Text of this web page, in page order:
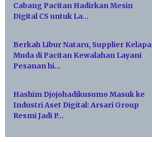
Cabang Pacitan Hadirkan Mesin
Digital CS untuk La…
Berkah Libur Nataru, Supplier Kelapa
Muda di Pacitan Kewalahan Layani
Pesanan hi…
Hashim Djojohadikusumo Masuk ke
Industri Aset Digital: Arsari Group
Resmi Jadi P…